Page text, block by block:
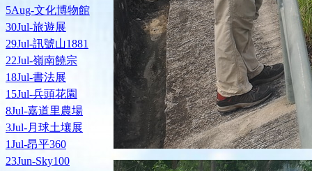
5Aug-文化博物館
30Jul-旅遊展
29Jul-訊號山1881
22Jul-嶺南饒宗
18Jul-書法展
15Jul-兵頭花園
8Jul-嘉道里農場
3Jul-月球土壤展
1Jul-昂平360
23Jun-Sky100